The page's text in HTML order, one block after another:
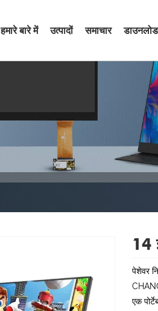
हमारे बारे में उत्पादों समाचार
14
पेशेवर
एक